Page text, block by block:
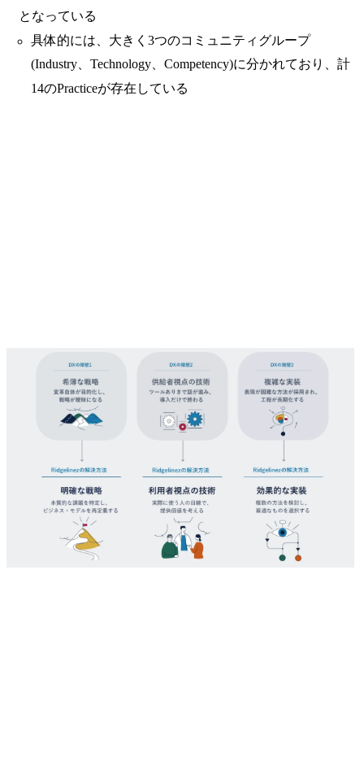
となっている
具体的には、大きく3つのコミュニティグループ
(Industry、Technology、Competency)に分かれており、計
14のPracticeが存在している